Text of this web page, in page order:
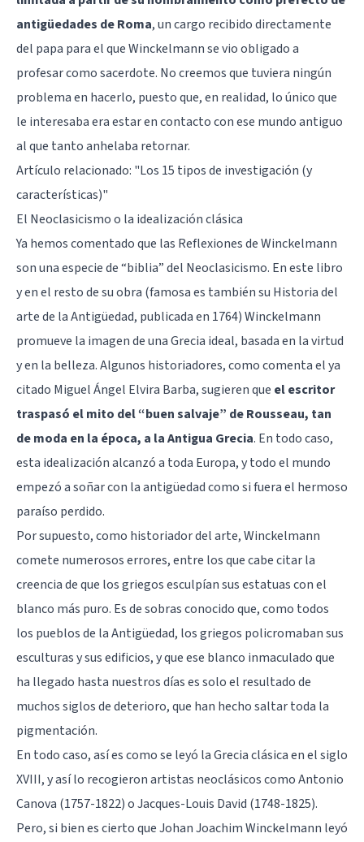
antigüedades de Roma, un cargo recibido directamente
del papa para el que Winckelmann se vio obligado a
profesar como sacerdote. No creemos que tuviera ningún
problema en hacerlo, puesto que, en realidad, lo único que
le interesaba era estar en contacto con ese mundo antiguo
al que tanto anhelaba retornar.
Artículo relacionado: "Los 15 tipos de investigación (y
características)"
El Neoclasicismo o la idealización clásica
Ya hemos comentado que las Reflexiones de Winckelmann
son una especie de “biblia” del Neoclasicismo. En este libro
y en el resto de su obra (famosa es también su Historia del
arte de la Antigüedad, publicada en 1764) Winckelmann
promueve la imagen de una Grecia ideal, basada en la virtud
y en la belleza. Algunos historiadores, como comenta el ya
citado Miguel Ángel Elvira Barba, sugieren que el escritor
traspasó el mito del “buen salvaje” deRousseau, tan
de moda en la época, a la Antigua Grecia. En todo caso,
esta idealización alcanzó a toda Europa, y todo el mundo
empezó a soñar con la antigüedad como si fuera el hermoso
paraíso perdido.
Por supuesto, como historiador del arte, Winckelmann
comete numerosos errores, entre los que cabe citar la
creencia de que los griegos esculpían sus estatuas con el
blanco más puro. Es de sobras conocido que, como todos
los pueblos de la Antigüedad, los griegos policromaban sus
esculturas y sus edificios, y que ese blanco inmaculado que
ha llegado hasta nuestros días es solo el resultado de
muchos siglos de deterioro, que han hecho saltar toda la
pigmentación.
En todo caso, así es como se leyó la Grecia clásica en el siglo
XVIII, y así lo recogieron artistas neoclásicos como Antonio
Canova (1757-1822) o Jacques-Louis David (1748-1825).
Pero, si bien es cierto que Johan Joachim Winckelmann leyó